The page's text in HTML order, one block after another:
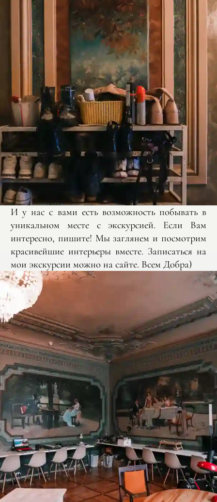
И у нас с вами есть возможность побывать в
уникальном месте с экскурсией. Если Вам
интересно, пишите! Мы заглянем и посмотрим
красивейшие интерьеры вместе. Записаться на
мои экскурсии можно на сайте. Всем Добра)